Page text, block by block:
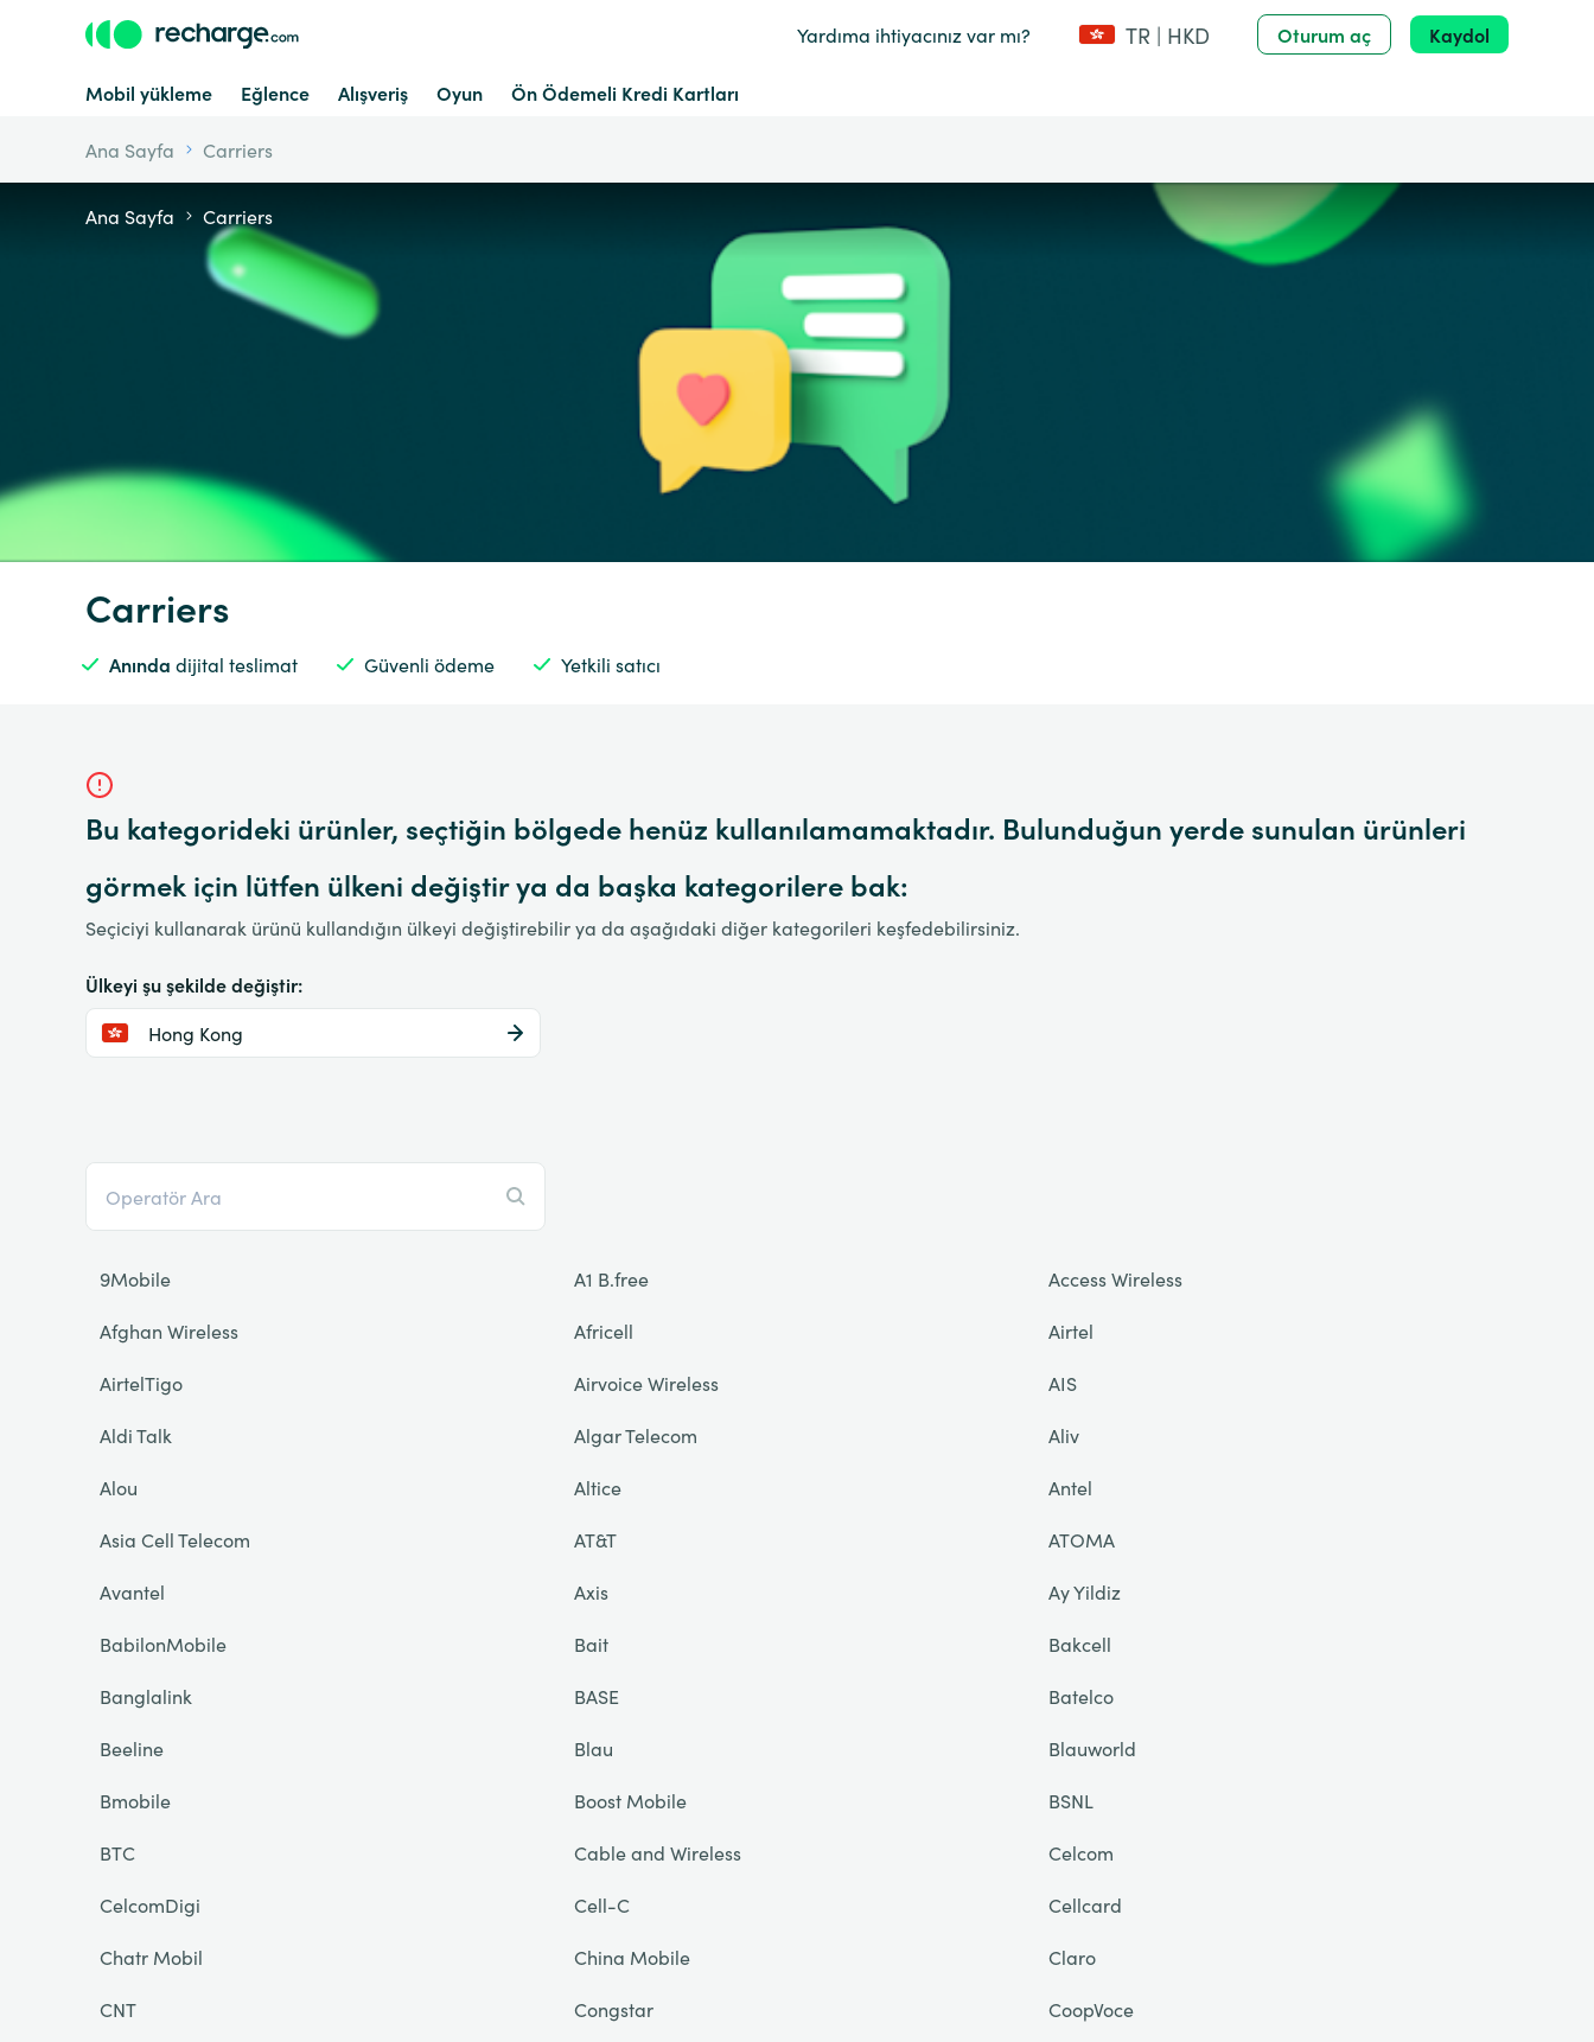
Yardıma ihtiyacınız var mı? TR | HKD Oturum aç Kaydol
Mobil yükleme Eğlence Alışveriş Oyun Ön Ödemeli Kredi Kartları
Ana Sayfa Carriers
Ana Sayfa Carriers
Carriers
Anında dijital teslimat Güvenli ödeme Yetkili satıcı
Bu kategorideki ürünler, seçtiğin bölgede henüz kullanılamamaktadır. Bulunduğun yerde sunulan ürünleri
görmek için lütfen ülkeni değiştir ya da başka kategorilere bak:
Seçiciyi kullanarak ürünü kullandığın ülkeyi değiştirebilir ya da aşağıdaki diğer kategorileri keşfedebilirsiniz.
Ülkeyi şu şekilde değiştir:
Hong Kong
9Mobile A1 B.free
Access Wireless
Afghan Wireless
Africell
Airtel
AirtelTigo
Airvoice Wireless
AIS
Aldi Talk
Algar Telecom
Aliv
Alou
Altice
Antel
Asia Cell Telecom
AT&T
ATOMA
Avantel
Axis
Ay Yildiz
BabilonMobile
Bait
Bakcell
Banglalink
BASE
Batelco
Beeline
Blau
Blauworld
Bmobile
Boost Mobile
BSNL
BTC
Cable and Wireless
Celcom
CelcomDigi
Cell-C
Cellcard
Chatr Mobil
China Mobile
Claro
CNT
Congstar
CoopVoce